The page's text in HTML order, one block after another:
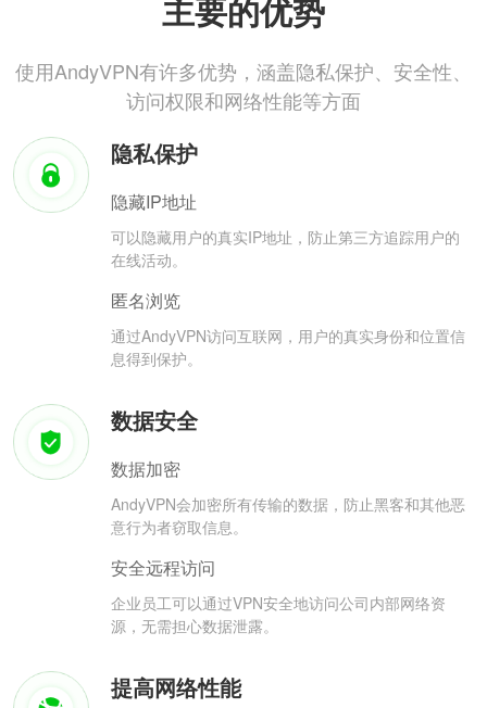
主要的优势
使用AndyVPN有许多优势，涵盖隐私保护、安全性、
访问权限和网络性能等方面
隐私保护
隐藏IP地址
可以隐藏用户的真实IP地址，防止第三方追踪用户的
在线活动。
匿名浏览
通过AndyVPN访问互联网，用户的真实身份和位置信
息得到保护。
数据安全
数据加密
AndyVPN会加密所有传输的数据，防止黑客和其他恶
意行为者窃取信息。
安全远程访问
企业员工可以通过VPN安全地访问公司内部网络资
源，无需担心数据泄露。
提高网络性能